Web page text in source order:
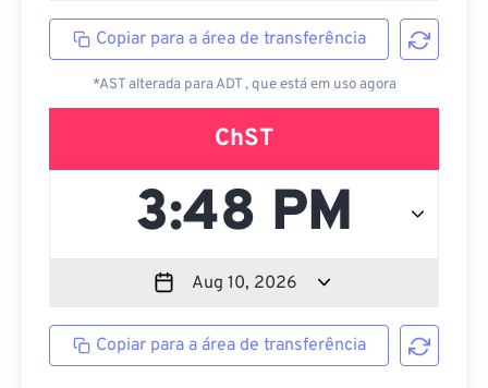
Copiar para a área de transferência
*AST alterada para ADT , que está em uso agora
ChST
Copiar para a área de transferência